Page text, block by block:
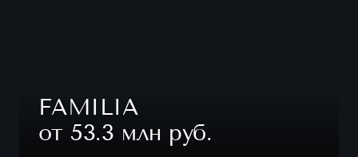
FAMILIA
от 53.3 млн руб.